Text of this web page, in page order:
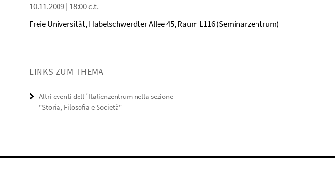
10.11.2009 | 18:00 c.t.
Freie Universität, Habelschwerdter Allee 45, Raum L116 (Seminarzentrum)
LINKS ZUM THEMA
Altri eventi dell´Italienzentrum nella sezione
"Storia, Filosofia e Società"